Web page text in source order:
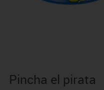
Pincha el pirata